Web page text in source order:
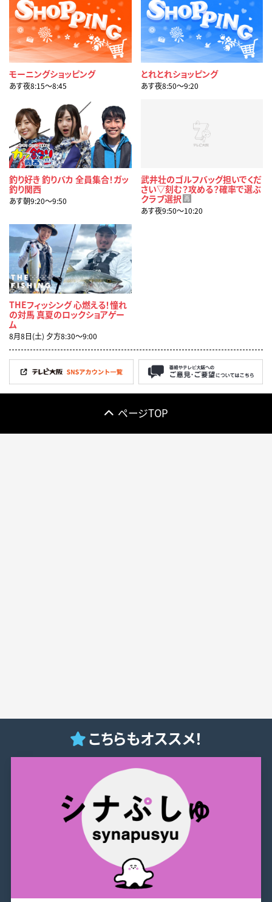
モーニングショッピング
あす夜8:15〜8:45
とれとれショッピング
あす夜8:50〜9:20
釣り好き 釣りバカ 全員集合！ガッ
釣り関西
あす朝9:20〜9:50
武井壮のゴルフバッグ担いでくだ
さい▽刻む？攻める？確率で選ぶ
クラブ選択 再
あす夜9:50〜10:20
THEフィッシング 心燃える！憧れ
の対馬 真夏のロックショアゲー
ム
8月8日(土) 夕方8:30〜9:00
ページTOP
こちらもオススメ！